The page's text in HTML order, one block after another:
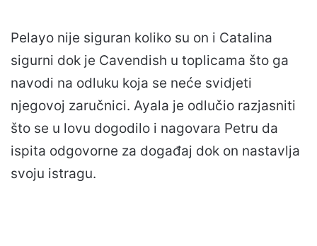
Pelayo nije siguran koliko su on i Catalina
sigurni dok je Cavendish u toplicama što ga
navodi na odluku koja se neće svidjeti
njegovoj zaručnici. Ayala je odlučio razjasniti
što se u lovu dogodilo i nagovara Petru da
ispita odgovorne za događaj dok on nastavlja
svoju istragu.